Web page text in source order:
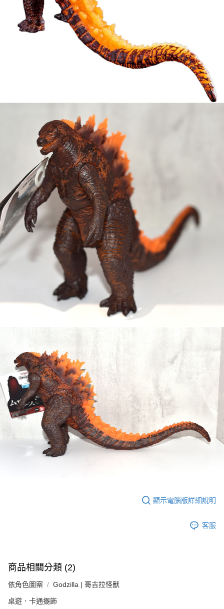
顯示電腦版詳細說明
客服
商品相關分類 (2)
依角色圖案 Godzilla | 哥吉拉怪獸
桌遊．卡通擺飾